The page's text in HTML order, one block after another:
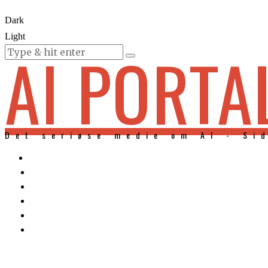
Dark
Light
KURSER
AI
Det seriøse medie om AI -